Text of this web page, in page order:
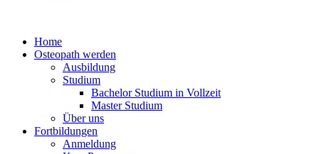
Home
Osteopath werden
Ausbildung
Studium
Bachelor Studium in Vollzeit
Master Studium
Über uns
Fortbildungen
Anmeldung